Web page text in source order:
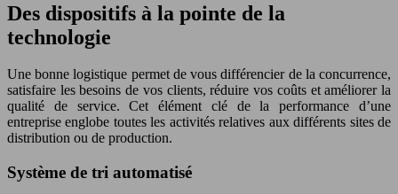
Des dispositifs à la pointe de la
technologie
Une bonne logistique permet de vous différencier de la concurrence,
satisfaire les besoins de vos clients, réduire vos coûts et améliorer la
qualité de service. Cet élément clé de la performance d’une
entreprise englobe toutes les activités relatives aux différents sites de
distribution ou de production.
Système de tri automatisé